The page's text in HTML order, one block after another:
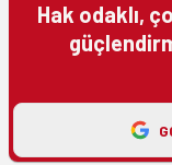
Hak odaklı,